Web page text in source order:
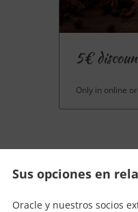
Sus opciones en
Oracle y nuestros socios
5€
Only in online
Sé El